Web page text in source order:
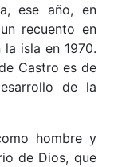
ese año, en
recuento en
isla en 1970.
Castro es de
de la
hombre y
de Dios, que